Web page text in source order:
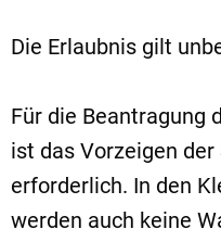
Die Erlaubnis gilt
Für die Beantragung
ist das Vorzeigen der
erforderlich. In den
werden auch keine